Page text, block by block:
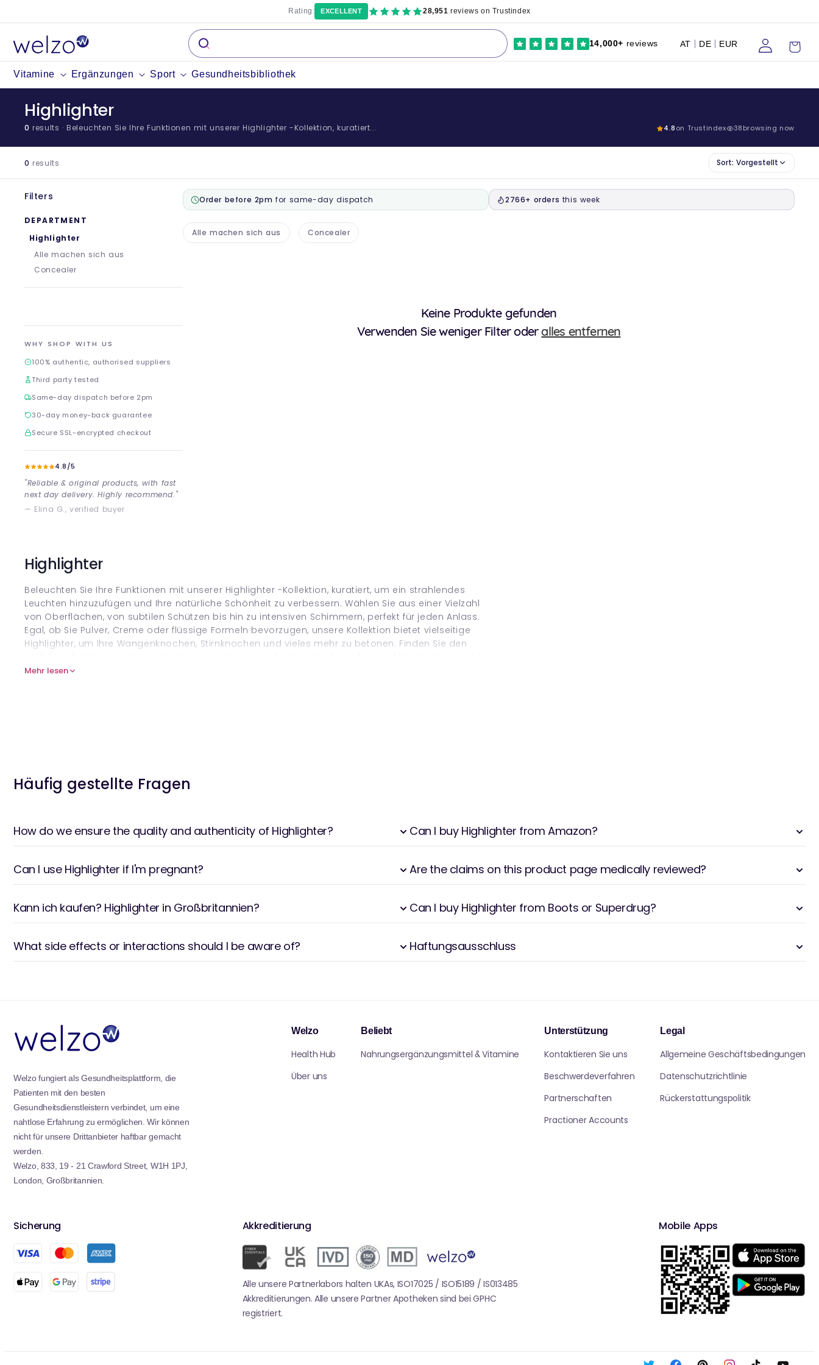
Inhalten
Vitamine Ergänzungen Sport Gesundheitsbibliothek
14,000+ reviews AT DE EUR EinloggenWagen
Rating: EXCELLENT 28,951 reviews on Trustindex
Highlighter
0 results · Beleuchten Sie Ihre Funktionen mit unserer Highlighter -Kollektion, kuratiert... 4.8on Trustindex 38browsing now
0 results Sort: Vorgestellt
Filters
DEPARTMENT
Highlighter
Alle machen sich aus
Concealer
WHY SHOP WITH US
100% authentic, authorised suppliers
Third party tested
Same-day dispatch before 2pm
30-day money-back guarantee
Secure SSL-encrypted checkout
4.8/5
"Reliable & original products, with fast
next day delivery. Highly recommend."
— Elina G., verified buyer
Order before 2pm for same-day dispatch 2766+ orders this week
Alle machen sich aus Concealer
Keine Produkte gefunden
Verwenden Sie weniger Filter oderalles entfernen
Highlighter
Beleuchten Sie Ihre Funktionen mit unserer Highlighter -Kollektion, kuratiert, um ein strahlendes
Leuchten hinzuzufügen und Ihre natürliche Schönheit zu verbessern. Wählen Sie aus einer Vielzahl
von Oberflächen, von subtilen Schützen bis hin zu intensiven Schimmern, perfekt für jeden Anlass.
Egal, ob Sie Pulver, Creme oder flüssige Formeln bevorzugen, unsere Kollektion bietet vielseitige
Highlighter, um Ihre Wangenknochen, Stirnknochen und vieles mehr zu betonen. Finden Sie den
von Leuchten. Machen Sie jeden Winkel mit Highlighter, die Ihr Aussehen zum Leben erwecken.
Mehr lesen
Häufig gestellte Fragen
How do we ensure the quality and authenticity of Highlighter?
Can I use Highlighter if I'm pregnant?
Kann ich kaufen? Highlighter in Großbritannien?
What side effects or interactions should I be aware of?
Can I buy Highlighter from Amazon?
Are the claims on this product page medically reviewed?
Can I buy Highlighter from Boots or Superdrug?
Haftungsausschluss
Welzo fungiert als Gesundheitsplattform, die
Patienten mit den besten
Gesundheitsdienstleistern verbindet, um eine
nahtlose Erfahrung zu ermöglichen. Wir können
nicht für unsere Drittanbieter haftbar gemacht
werden.
Welzo, 833, 19 - 21 Crawford Street, W1H 1PJ,
London, Großbritannien.
Welzo
Health Hub
Über uns
Beliebt
Nahrungsergänzungsmittel & Vitamine
Unterstützung
Kontaktieren Sie uns
Beschwerdeverfahren
Partnerschaften
Practioner Accounts
Legal
Allgemeine Geschäftsbedingungen
Datenschutzrichtlinie
Rückerstattungspolitik
Sicherung Akkreditierung
Alle unsere Partnerlabors halten UKAs, ISO17025 / ISO15189 / IS013485
Akkreditierungen. Alle unsere Partner Apotheken sind bei GPHC
registriert.
Mobile Apps